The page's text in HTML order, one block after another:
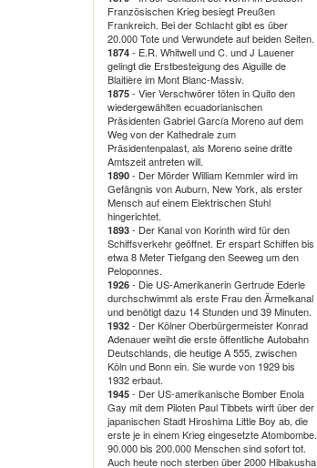
Französischen Krieg besiegt Preußen
Frankreich. Bei der Schlacht gibt es über
20.000 Tote und Verwundete auf beiden Seiten.
1874 - E.R. Whitwell und C. und J Lauener
gelingt die Erstbesteigung des Aiguille de
Blaitière im Mont Blanc-Massiv.
1875 - Vier Verschwörer töten in Quito den
wiedergewählten ecuadorianischen
Präsidenten Gabriel García Moreno auf dem
Weg von der Kathedrale zum
Präsidentenpalast, als Moreno seine dritte
Amtszeit antreten will.
1890 - Der Mörder William Kemmler wird im
Gefängnis von Auburn, New York, als erster
Mensch auf einem Elektrischen Stuhl
hingerichtet.
1893 - Der Kanal von Korinth wird für den
Schiffsverkehr geöffnet. Er erspart Schiffen bis
etwa 8 Meter Tiefgang den Seeweg um den
Peloponnes.
1926 - Die US-Amerikanerin Gertrude Ederle
durchschwimmt als erste Frau den Ärmelkanal
und benötigt dazu 14 Stunden und 39 Minuten.
1932 - Der Kölner Oberbürgermeister Konrad
Adenauer weiht die erste öffentliche Autobahn
Deutschlands, die heutige A 555, zwischen
Köln und Bonn ein. Sie wurde von 1929 bis
1932 erbaut.
1945 - Der US-amerikanische Bomber Enola
Gay mit dem Piloten Paul Tibbets wirft über der
japanischen Stadt Hiroshima Little Boy ab, die
erste je in einem Krieg eingesetzte Atombombe.
90.000 bis 200.000 Menschen sind sofort tot.
Auch heute noch sterben über 2000 Hibakusha